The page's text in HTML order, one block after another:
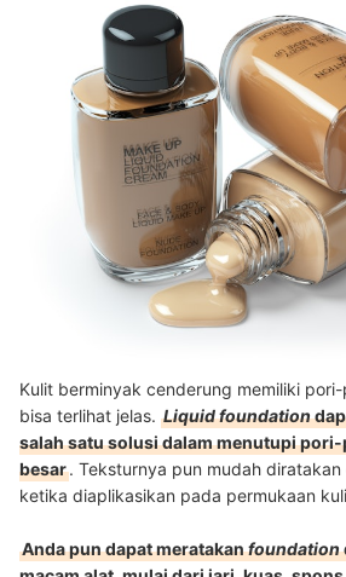
Kulit berminyak cenderung memiliki
bisa terlihat jelas. Liquid foundation
salah satu solusi dalam menutupi
besar. Teksturnya pun mudah
ketika diaplikasikan pada permukaan
Anda pun dapat meratakanfoundation